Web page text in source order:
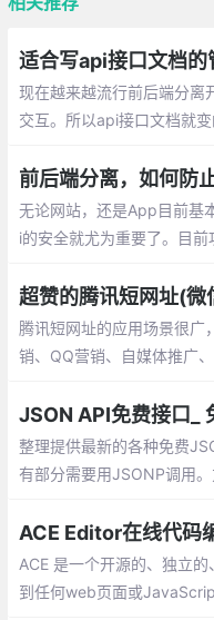
现在越来越流行前后端分离
交互。所以api接口文档就
理工具呢？比如：MinDoc
za，RAML，Swagger等等
前后端分离，如何防
无论网站，还是App目前基
i的安全就尤为重要了。目前
验证码在提供便利的同时，
能防止被恶意调用呢？
超赞的腾讯短网址(
腾讯短网址的应用场景很广
销、QQ营销、自媒体推广
率；在特定的场景下推广还
整理提供最新的各种免费
有部分需要用JSONP调用
预报、地图、IP、手机信息
闻等api接口
ACE Editor在线代码
ACE 是一个开源的、独立
到任何web页面或